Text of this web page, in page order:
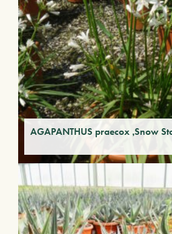
AGAPANTHUS praecox ‚Snow